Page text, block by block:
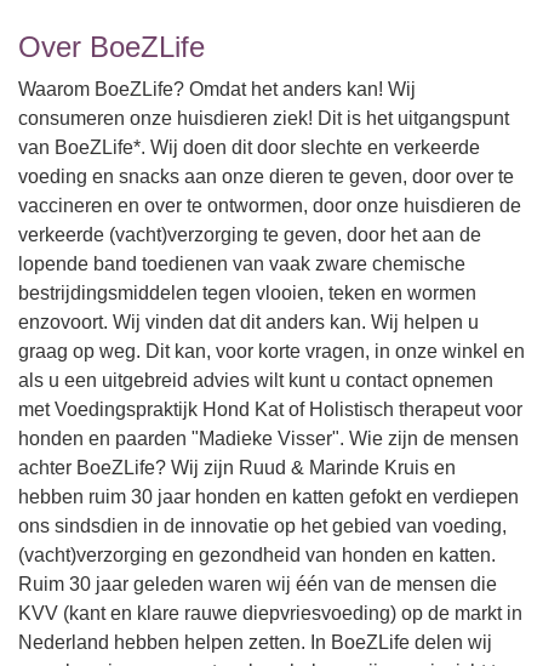
Over BoeZLife
Waarom BoeZLife? Omdat het anders kan! Wij
consumeren onze huisdieren ziek! Dit is het uitgangspunt
van BoeZLife*. Wij doen dit door slechte en verkeerde
voeding en snacks aan onze dieren te geven, door over te
vaccineren en over te ontwormen, door onze huisdieren de
verkeerde (vacht)verzorging te geven, door het aan de
lopende band toedienen van vaak zware chemische
bestrijdingsmiddelen tegen vlooien, teken en wormen
enzovoort. Wij vinden dat dit anders kan. Wij helpen u
graag op weg. Dit kan, voor korte vragen, in onze winkel en
als u een uitgebreid advies wilt kunt u contact opnemen
met Voedingspraktijk Hond Kat of Holistisch therapeut voor
honden en paarden "Madieke Visser". Wie zijn de mensen
achter BoeZLife? Wij zijn Ruud & Marinde Kruis en
hebben ruim 30 jaar honden en katten gefokt en verdiepen
ons sindsdien in de innovatie op het gebied van voeding,
(vacht)verzorging en gezondheid van honden en katten.
Ruim 30 jaar geleden waren wij één van de mensen die
KVV (kant en klare rauwe diepvriesvoeding) op de markt in
Nederland hebben helpen zetten. In BoeZLife delen wij